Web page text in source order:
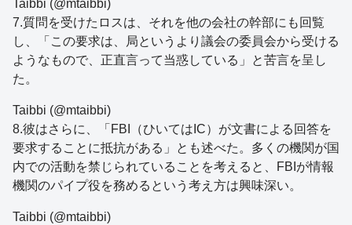
Taibbi (@mtaibbi)
7.質問を受けたロスは、それを他の会社の幹部にも回覧
し、「この要求は、局というより議会の委員会から受ける
ようなもので、正直言って当惑している」と苦言を呈し
た。
Taibbi (@mtaibbi)
8.彼はさらに、「FBI（ひいてはIC）が文書による回答を
要求することに抵抗がある」とも述べた。多くの機関が国
内での活動を禁じられていることを考えると、FBIが情報
機関のパイプ役を務めるという考え方は興味深い。
Taibbi (@mtaibbi)